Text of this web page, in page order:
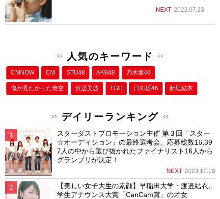
NEXT 2022.07.23
人気のキーワード
CMNOW CM STU48 AKB48 乃木坂46
僕が⾒たかった⻘空 浜辺美波 TGC 日向坂46 新垣結衣
デイリーランキング
スターダストプロモーション主催 第３回「スター
☆オーディション」の最終選考会。応募総数16,39
7人の中から選び抜かれたファイナリスト16人から
グランプリが決定！
NEXT 2023.10.10
【美しい女子大生の素顔】早稲田大学・渡邉結衣、
学生アナウンス大賞「CanCam賞」の才女